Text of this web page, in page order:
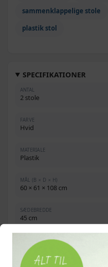
sammenklappelige stole
plastik stol
SPECIFIKATIONER
ANTAL
2 stole
FARVE
Hvid
MATERIALE
Plastik
MÅL (B × D × H)
60 × 61 × 108 cm
SÆDEBREDDE
45 cm
SÆDEDYBDE
49,5 cm